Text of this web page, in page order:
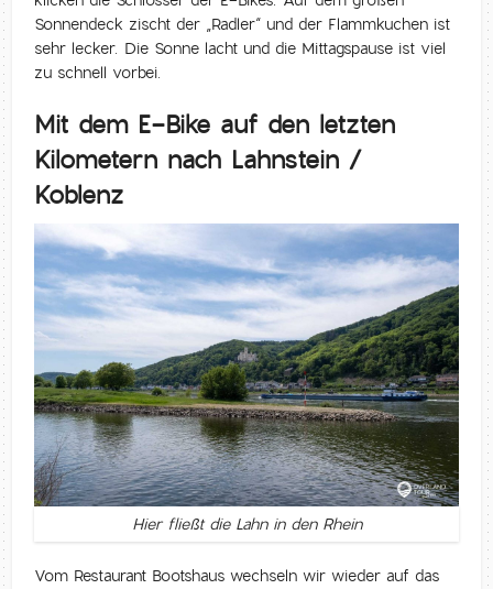
Sonnendeck zischt der „Radler“ und der Flammkuchen ist
sehr lecker. Die Sonne lacht und die Mittagspause ist viel
zu schnell vorbei.
Mit dem E-Bike auf den letzten
Kilometern nach Lahnstein /
Koblenz
Hier fließt die Lahn in den Rhein
Vom Restaurant Bootshaus wechseln wir wieder auf das